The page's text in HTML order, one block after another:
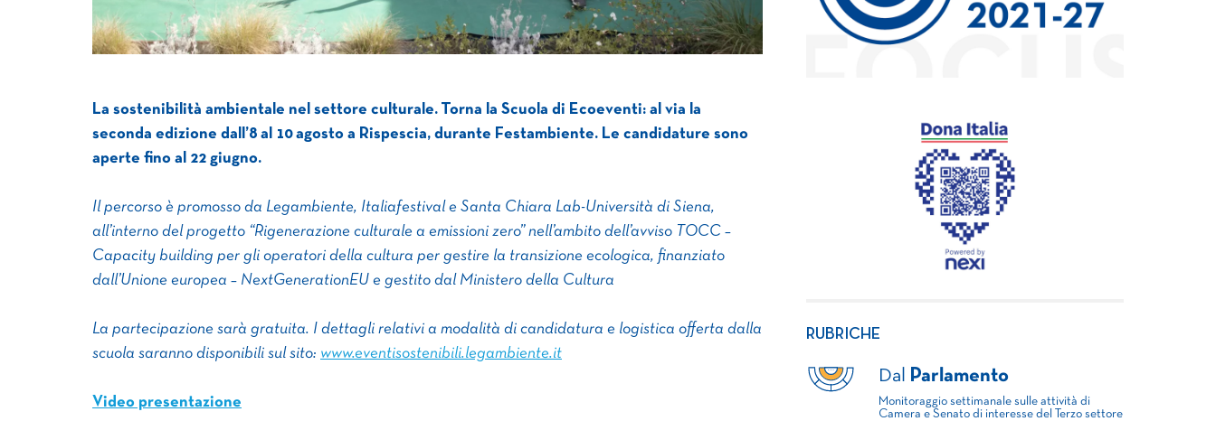
La sostenibilità ambientale nel settore culturale. Torna la Scuola di Ecoeventi: al via la
seconda edizione dall’8 al 10 agosto a Rispescia, durante Festambiente. Le candidature sono
aperte fino al 22 giugno.
Il percorso è promosso da Legambiente, Italiafestival e Santa Chiara Lab-Università di Siena,
all’interno del progetto “Rigenerazione culturale a emissioni zero” nell’ambito dell’avviso TOCC –
Capacity building per gli operatori della cultura per gestire la transizione ecologica, finanziato
dall’Unione europea – NextGenerationEU e gestito dal Ministero della Cultura
La partecipazione sarà gratuita. I dettagli relativi a modalità di candidatura e logistica offerta dalla
scuola saranno disponibili sul sito: www.eventisostenibili.legambiente.it
Video presentazione
RUBRICHE
Dal Parlamento
Monitoraggio settimanale sulle attività di
Camera e Senato di interesse del Terzo settore